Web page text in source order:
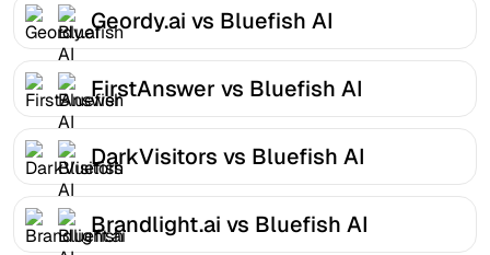
Geordy.ai vs Bluefish AI
FirstAnswer vs Bluefish AI
DarkVisitors vs Bluefish AI
Brandlight.ai vs Bluefish AI